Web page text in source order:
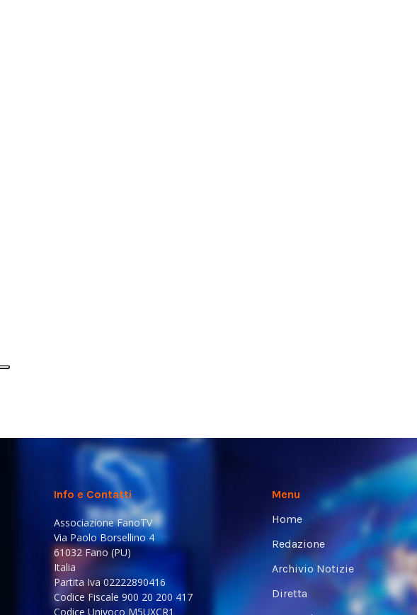
Info e Contatti
Associazione FanoTV
Via Paolo Borsellino 4
61032 Fano (PU)
Italia
Partita Iva 02222890416
Codice Fiscale 900 20 200 417
Codice Univoco M5UXCR1
Menu
Home
Redazione
Archivio Notizie
Diretta